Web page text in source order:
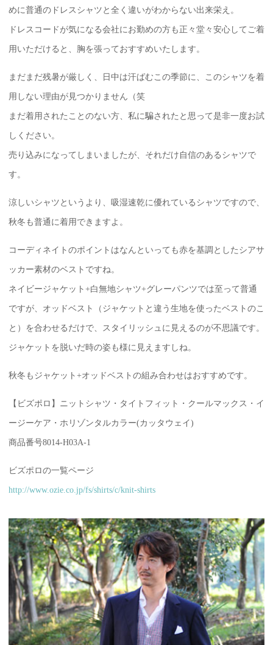
めに普通のドレスシャツと全く違いがわからない出来栄え。
ドレスコードが気になる会社にお勤めの方も正々堂々安心してご着
用いただけると、胸を張っておすすめいたします。
まだまだ残暑が厳しく、日中は汗ばむこの季節に、このシャツを着
用しない理由が見つかりません（笑
まだ着用されたことのない方、私に騙されたと思って是非一度お試
しください。
売り込みになってしまいましたが、それだけ自信のあるシャツで
す。
涼しいシャツというより、吸湿速乾に優れているシャツですので、
秋冬も普通に着用できますよ。
コーディネイトのポイントはなんといっても赤を基調としたシアサ
ッカー素材のベストですね。
ネイビージャケット+白無地シャツ+グレーパンツでは至って普通
ですが、オッドベスト（ジャケットと違う生地を使ったベストのこ
と）を合わせるだけで、スタイリッシュに見えるのが不思議です。
ジャケットを脱いだ時の姿も様に見えますしね。
秋冬もジャケット+オッドベストの組み合わせはおすすめです。
【ビズポロ】ニットシャツ・タイトフィット・クールマックス・イ
ージーケア・ホリゾンタルカラー(カッタウェイ)
商品番号8014-H03A-1
ビズポロの一覧ページ
http://www.ozie.co.jp/fs/shirts/c/knit-shirts